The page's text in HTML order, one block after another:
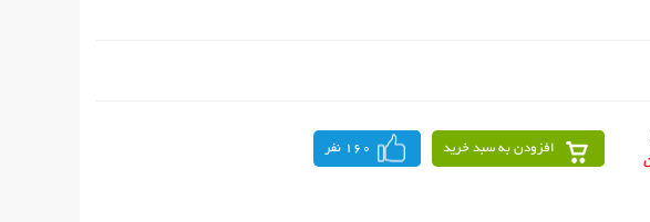
افزودن به سبد خرید 160 نفر